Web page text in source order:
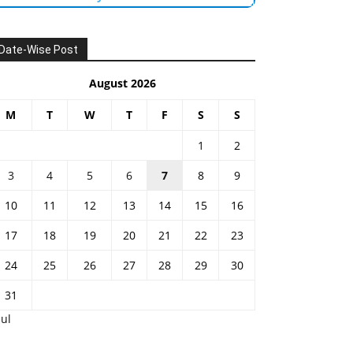
Wise Post
August 2026
M T W T F S S
1
2
3
4 5 6 7 8
9
10
11 12 13 14 15
16
17
18 19 20 21 22
23
24
25 26 27 28 29
30
31